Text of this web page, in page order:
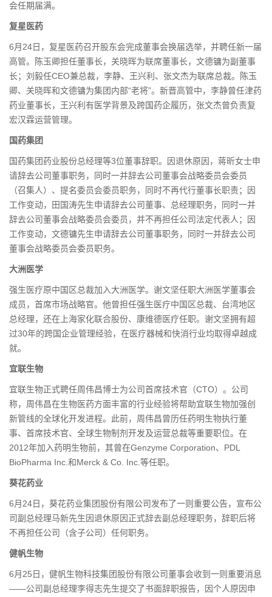
会任期届满。
复星医药
6月24日，复星医药召开股东会完成董事会换届选举，并聘任新一届
高管。陈玉卿担任董事长，关晓晖为联席董事长，文德镛为副董事
长；刘毅任CEO兼总裁，李静、王兴利、张文杰为联席总裁。陈玉
卿、关晓晖和文德镛为集团内部“老将”。新晋高管中，李静曾任津药
药业董事长，王兴利有医学背景及跨国药企履历，张文杰曾负责复
宏汉霖运营管理。
国药集团
国药集团药业股份总经理等3位董事辞职。因退休原因，蒋昕女士申
请辞去公司董事职务，同时一并辞去公司董事会战略委员会委员
（召集人）、提名委员会委员职务，同时不再代行董事长职责；因
工作变动，田国涛先生申请辞去公司董事、总经理职务，同时一并
辞去公司董事会战略委员会委员，并不再担任公司法定代表人；因
工作变动，文德镛先生申请辞去公司董事职务，同时一并辞去公司
董事会战略委员会委员职务。
大洲医学
强生医疗原中国区总裁加入大洲医学。谢文坚任职大洲医学董事会
成员，首席市场战略官。他曾担任强生医疗中国区总裁、台湾地区
总经理，还在上海家化联合股份、康维德医疗任职。谢文坚拥有超
过30年的跨国企业管理经验，在医疗器械和快消行业均取得卓越成
就。
宜联生物
宜联生物正式聘任周伟昌博士为公司首席技术官（CTO）。公司
称，周伟昌在生物医药方面丰富的行业经验将帮助宜联生物加强创
新管线的全球化开发进程。此前，周伟昌曾历任药明生物执行董
事、首席技术官、全球生物制剂开发及运营总裁等重要职位。在
2012年加入药明生物前，其曾在Genzyme Corporation、PDL
BioPharma Inc.和Merck & Co. Inc.等任职。
葵花药业
6月24日，葵花药业集团股份有限公司发布了一则重要公告，宣布公
司副总经理马新先生因退休原因正式辞去副总经理职务，辞职后将
不再担任公司（含子公司）任何职务。
健帆生物
6月25日，健帆生物科技集团股份有限公司董事会收到一则重要消息
——公司副总经理李得志先生提交了书面辞职报告，因个人原因申